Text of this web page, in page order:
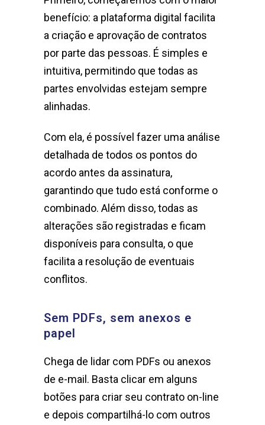
benefício: a plataforma digital facilita
a criação e aprovação de contratos
por parte das pessoas. É simples e
intuitiva, permitindo que todas as
partes envolvidas estejam sempre
alinhadas.
Com ela, é possível fazer uma análise
detalhada de todos os pontos do
acordo antes da assinatura,
garantindo que tudo está conforme o
combinado. Além disso, todas as
alterações são registradas e ficam
disponíveis para consulta, o que
facilita a resolução de eventuais
conflitos.
Sem PDFs, sem anexos e
papel
Chega de lidar com PDFs ou anexos
de e-mail. Basta clicar em alguns
botões para criar seu contrato on-line
e depois compartilhá-lo com outros